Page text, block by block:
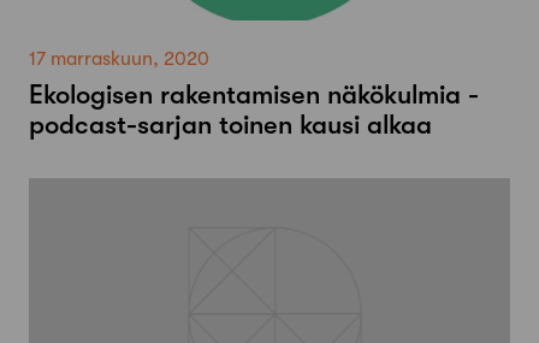
17 marraskuun, 2020
Ekologisen rakentamisen näkökulmia -
podcast-sarjan toinen kausi alkaa